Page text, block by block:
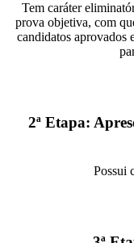
Tem caráter
prova objetiva, com
candidatos aprovados
2ª Etapa:
Possui